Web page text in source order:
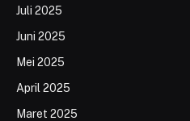
Juli 2025
Juni 2025
Mei 2025
April 2025
Maret 2025